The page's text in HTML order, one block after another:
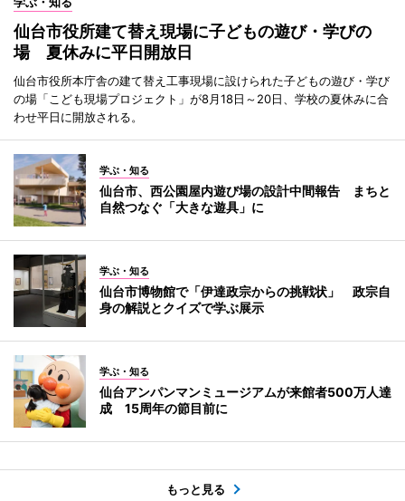
仙台市役所建て替え現場に子どもの遊び・学びの
場 夏休みに平日開放日
仙台市役所本庁舎の建て替え工事現場に設けられた子どもの遊び・学び
の場「こども現場プロジェクト」が8月18日～20日、学校の夏休みに合
わせ平日に開放される。
学ぶ・知る
仙台市、西公園屋内遊び場の設計中間報告 まちと
自然つなぐ「大きな遊具」に
学ぶ・知る
仙台市博物館で「伊達政宗からの挑戦状」 政宗自
身の解説とクイズで学ぶ展示
学ぶ・知る
仙台アンパンマンミュージアムが来館者500万人達
成 15周年の節目前に
もっと見る